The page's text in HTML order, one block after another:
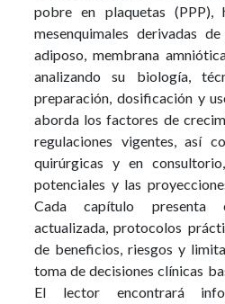
pobre en plaquetas (PPP),
mesenquimales derivadas
adiposo, membrana
analizando su biología,
preparación, dosificación y
aborda los factores de
regulaciones vigentes, así
quirúrgicas y en
potenciales y las
Cada capítulo presenta
actualizada, protocolos
de beneficios, riesgos y
toma de decisiones clínicas
El lector encontrará